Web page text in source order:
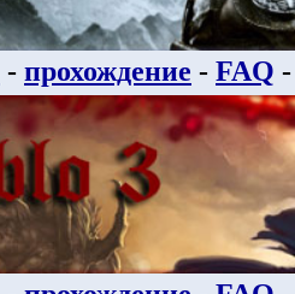
- прохождение - FAQ